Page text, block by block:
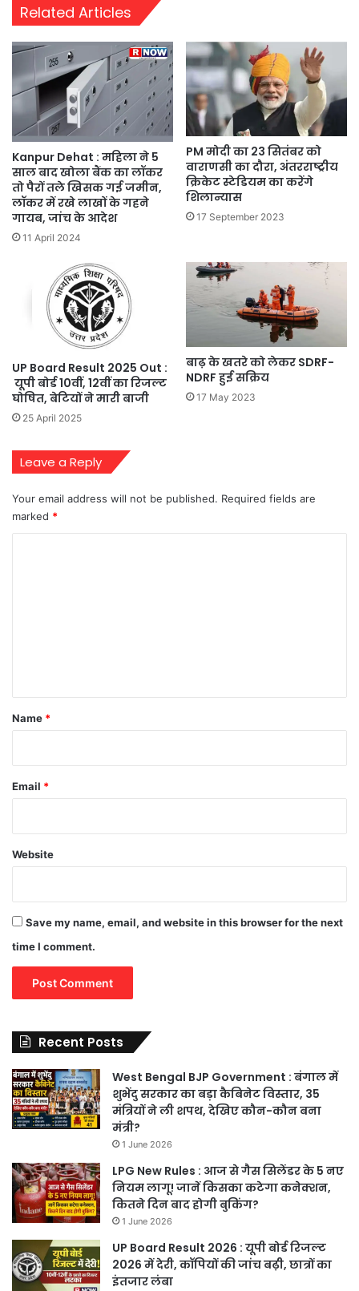
Related Articles
Kanpur Dehat : महिला ने 5
साल बाद खोला बैंक का लॉकर
तो पैरों तले खिसक गई जमीन,
लॉकर में रखे लाखों के गहने
गायब, जांच के आदेश
11 April 2024
PM मोदी का 23 सितंबर को
वाराणसी का दौरा, अंतरराष्ट्रीय
क्रिकेट स्टेडियम का करेंगे
शिलान्यास
17 September 2023
UP Board Result 2025 Out :
यूपी बोर्ड 10वीं, 12वीं का रिजल्ट
घोषित, बेटियों ने मारी बाजी
25 April 2025
बाढ़ के खतरे को लेकर SDRF-
NDRF हुई सक्रिय
17 May 2023
Leave a Reply
Your email address will not be published. Required fields are
marked *
*
Name *
Email *
Website
Save my name, email, and website in this browser for the next
time I comment.
Recent Posts
West Bengal BJP Government : बंगाल में
शुभेंदु सरकार का बड़ा कैबिनेट विस्तार, 35
मंत्रियों ने ली शपथ, देखिए कौन-कौन बना
मंत्री?
1 June 2026
LPG New Rules : आज से गैस सिलेंडर के 5 नए
नियम लागू! जानें किसका कटेगा कनेक्शन,
कितने दिन बाद होगी बुकिंग?
1 June 2026
UP Board Result 2026 : यूपी बोर्ड रिजल्ट
2026 में देरी, कॉपियों की जांच बढ़ी, छात्रों का
इंतजार लंबा